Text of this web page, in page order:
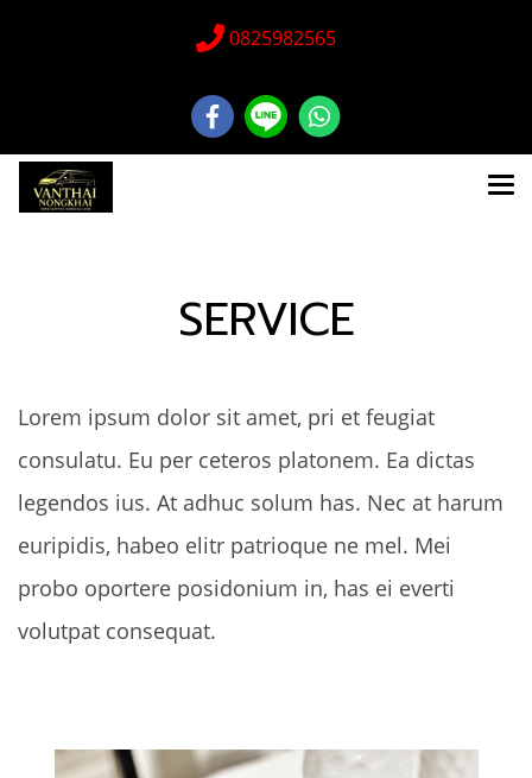
0825982565
SERVICE
Lorem ipsum dolor sit amet, pri et feugiat
consulatu. Eu per ceteros platonem. Ea dictas
legendos ius. At adhuc solum has. Nec at harum
euripidis, habeo elitr patrioque ne mel. Mei
probo oportere posidonium in, has ei everti
volutpat consequat.